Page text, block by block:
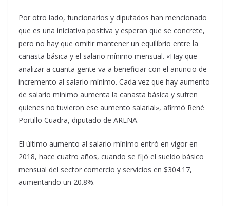
Por otro lado, funcionarios y diputados han mencionado
que es una iniciativa positiva y esperan que se concrete,
pero no hay que omitir mantener un equilibrio entre la
canasta básica y el salario mínimo mensual. «Hay que
analizar a cuanta gente va a beneficiar con el anuncio de
incremento al salario mínimo. Cada vez que hay aumento
de salario mínimo aumenta la canasta básica y sufren
quienes no tuvieron ese aumento salarial», afirmó René
Portillo Cuadra, diputado de ARENA.
El último aumento al salario mínimo entró en vigor en
2018, hace cuatro años, cuando se fijó el sueldo básico
mensual del sector comercio y servicios en $304.17,
aumentando un 20.8%.